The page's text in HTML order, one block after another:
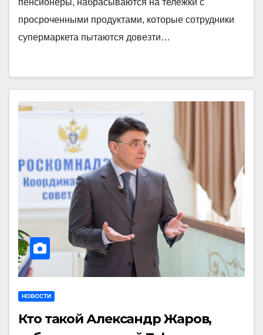
пенсионеры, набрасываются на тележки с
просроченными продуктами, которые сотрудники
супермаркета пытаются довезти…
НОВОСТИ
Кто такой Александр Жаров,